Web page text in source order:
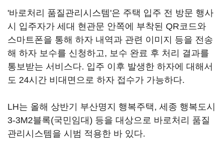
'바로처리 품질관리시스템'은 주택 입주 전 방문 행사
시 입주자가 세대 현관문 안쪽에 부착된 QR코드와
스마트폰을 통해 하자 내역과 관련 이미지 등을 전송
해 하자 보수를 신청하고, 보수 완료 후 처리 결과를
통보받는 서비스다. 입주 이후 발생한 하자에 대해서
도 24시간 비대면으로 하자 접수가 가능하다.
LH는 올해 상반기 부산명지 행복주택, 세종 행복도시
3-3M2블록(국민임대) 등을 대상으로 바로처리 품질
관리시스템을 시범 적용한 바 있다.